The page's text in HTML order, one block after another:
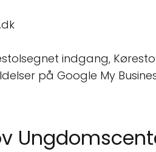
indgang,
på Google My